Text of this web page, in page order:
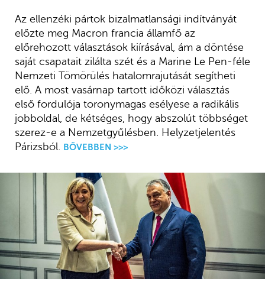
Az ellenzéki pártok bizalmatlansági indítványát
előzte meg Macron francia államfő az
előrehozott választások kiírásával, ám a döntése
saját csapatait zilálta szét és a Marine Le Pen-féle
Nemzeti Tömörülés hatalomrajutását segítheti
elő. A most vasárnap tartott időközi választás
első fordulója toronymagas esélyese a radikális
jobboldal, de kétséges, hogy abszolút többséget
szerez-e a Nemzetgyűlésben. Helyzetjelentés
Párizsból. BŐVEBBEN >>>